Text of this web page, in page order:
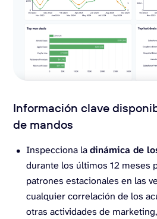
Información clave
de mandos
Inspecciona ladinámica de
durante los últimos 12 meses
patrones estacionales en las
cualquier correlación de los
otras actividades de